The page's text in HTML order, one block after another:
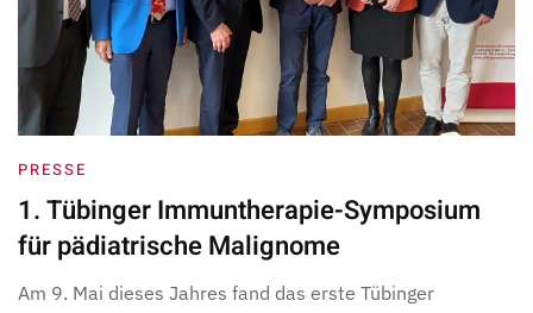
PRESSE
1. Tübinger Immuntherapie-Symposium
für pädiatrische Malignome
Am 9. Mai dieses Jahres fand das erste Tübinger